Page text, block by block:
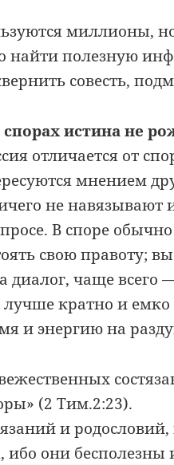
миллионы,
найти полезную
совесть,
истина не
отличается от
мнением
не навязывают
В споре
свою правоту;
диалог, чаще всего
кратно и
и энергию на
(2 Тим.2:23).
и
ибо они бесполезны